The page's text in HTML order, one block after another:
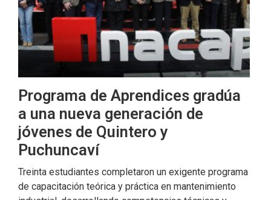
Programa de Aprendices gradúa
a una nueva generación de
jóvenes de Quintero y
Puchuncaví
Treinta estudiantes completaron un exigente programa
de capacitación teórica y práctica en mantenimiento